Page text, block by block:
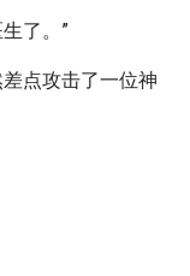
了。”
点攻击了一位神